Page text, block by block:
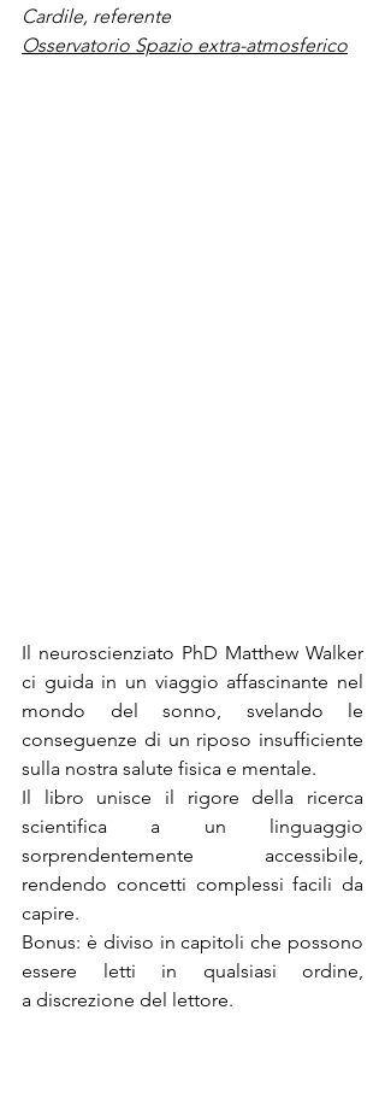
Cardile, referente
Osservatorio Spazio extra-atmosferico
Il neuroscienziato PhD Matthew Walker
ci guida in un viaggio affascinante nel
mondo del sonno, svelando le
conseguenze di un riposo insufficiente
sulla nostra salute fisica e mentale.
Il libro unisce il rigore della ricerca
scientifica a un linguaggio
sorprendentemente accessibile,
rendendo concetti complessi facili da
capire.
Bonus: è diviso in capitoli che possono
essere letti in qualsiasi ordine,
a discrezione del lettore.